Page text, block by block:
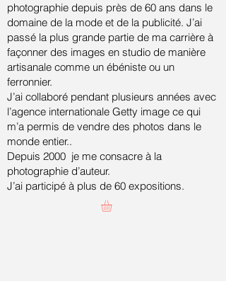
photographie depuis près de 60 ans dans le
domaine de la mode et de la publicité. J’ai
passé la plus grande partie de ma carrière à
façonner des images en studio de manière
artisanale comme un ébéniste ou un
ferronnier.
J’ai collaboré pendant plusieurs années avec
l’agence internationale Getty image ce qui
m’a permis de vendre des photos dans le
monde entier..
Depuis 2000 je me consacre à la
photographie d’auteur.
J’ai participé à plus de 60 expositions.